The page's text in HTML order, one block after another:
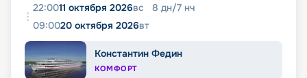
22:0011 октября 2026вс 8 дн/7 нч
09:0020 октября 2026вт
Константин Федин
КОМФОРТ